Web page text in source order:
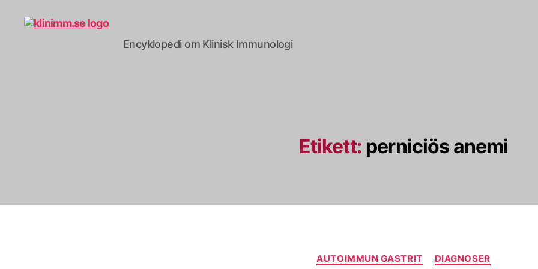
Encyklopedi om Klinisk Immunologi
Etikett: perniciös anemi
Kategorier
AUTOIMMUN GASTRIT DIAGNOSER